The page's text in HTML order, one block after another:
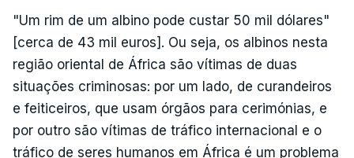
"Um rim de um albino pode custar 50 mil dólares"
[cerca de 43 mil euros]. Ou seja, os albinos nesta
região oriental de África são vítimas de duas
situações criminosas: por um lado, de curandeiros
e feiticeiros, que usam órgãos para cerimónias, e
por outro são vítimas de tráfico internacional e o
tráfico de seres humanos em África é um problema